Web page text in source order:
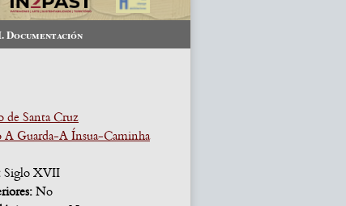
Documentación
de Santa Cruz
Guarda-A Ínsua-Caminha
Siglo XVII
No